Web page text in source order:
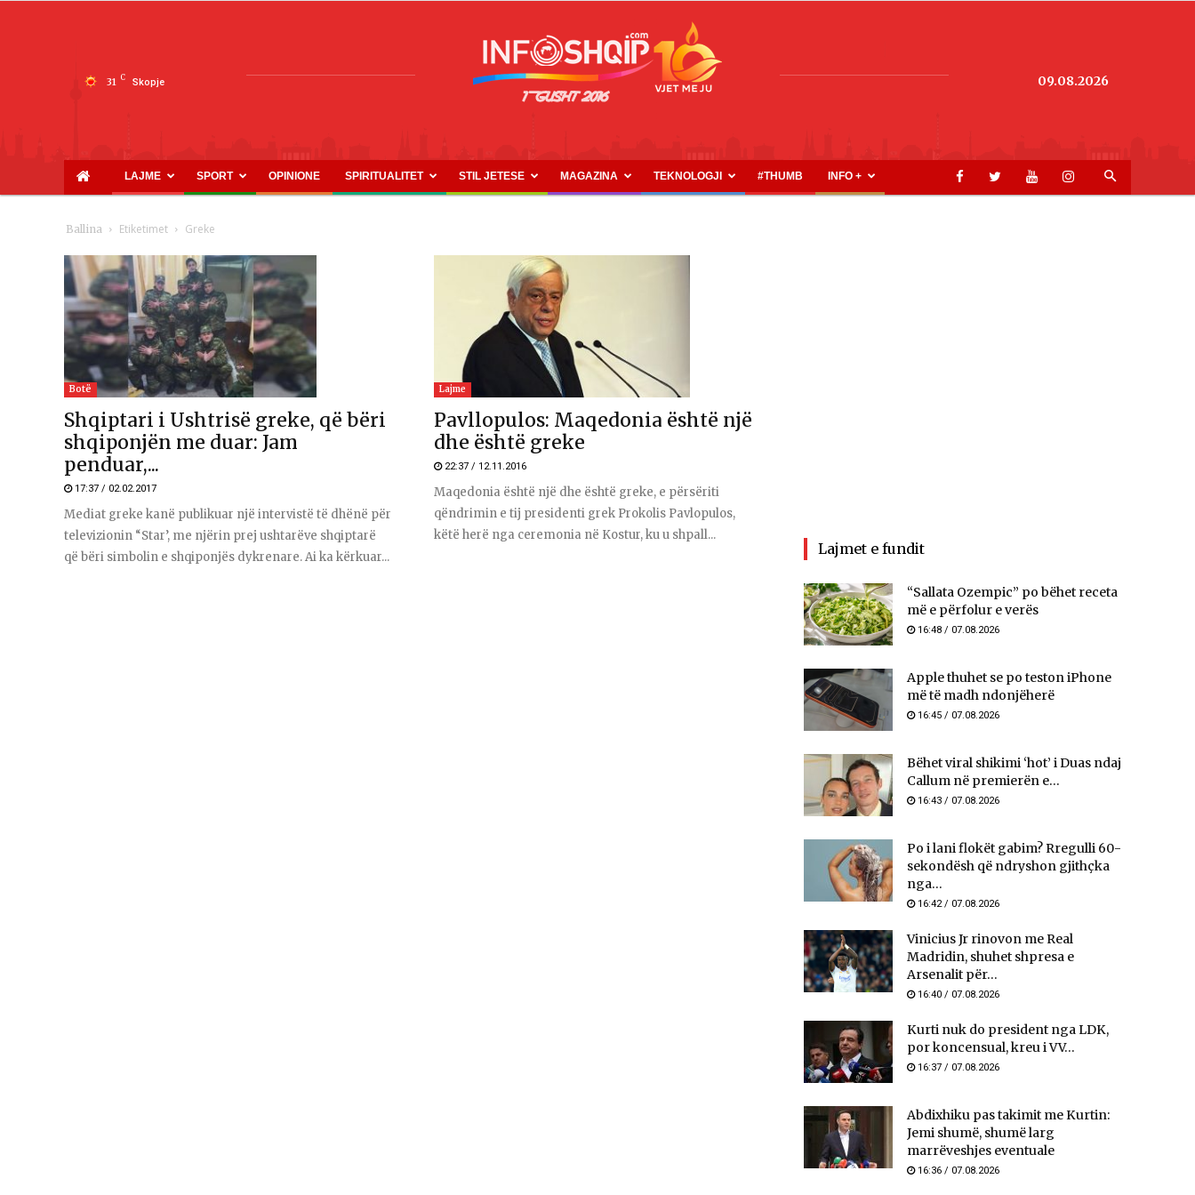
31 C Skopje
INFOSHQIP.COM
09.08.2026
LAJME SPORT OPINIONE SPIRITUALITET STIL JETESE MAGAZINA TEKNOLOGJI #THUMB INFO +
Ballina Etiketimet Greke
Botë
Shqiptari i Ushtrisë greke, që bëri
shqiponjën me duar: Jam
penduar,...
17:37 / 02.02.2017
Mediat greke kanë publikuar një intervistë të dhënë për
televizionin “Star’, me njërin prej ushtarëve shqiptarë
që bëri simbolin e shqiponjës dykrenare. Ai ka kërkuar...
Lajme
Pavllopulos: Maqedonia është një
dhe është greke
22:37 / 12.11.2016
Maqedonia është një dhe është greke, e përsëriti
qëndrimin e tij presidenti grek Prokolis Pavlopulos,
këtë herë nga ceremonia në Kostur, ku u shpall...
Lajmet e fundit
“Sallata Ozempic” po bëhet receta
më e përfolur e verës
16:48 / 07.08.2026
Apple thuhet se po teston iPhone
më të madh ndonjëherë
16:45 / 07.08.2026
Bëhet viral shikimi ‘hot’ i Duas ndaj
Callum në premierën e...
16:43 / 07.08.2026
Po i lani flokët gabim? Rregulli 60-
sekondësh që ndryshon gjithçka
nga...
16:42 / 07.08.2026
Vinicius Jr rinovon me Real
Madridin, shuhet shpresa e
Arsenalit për...
16:40 / 07.08.2026
Kurti nuk do president nga LDK,
por koncensual, kreu i VV...
16:37 / 07.08.2026
Abdixhiku pas takimit me Kurtin:
Jemi shumë, shumë larg
marrëveshjes eventuale
16:36 / 07.08.2026